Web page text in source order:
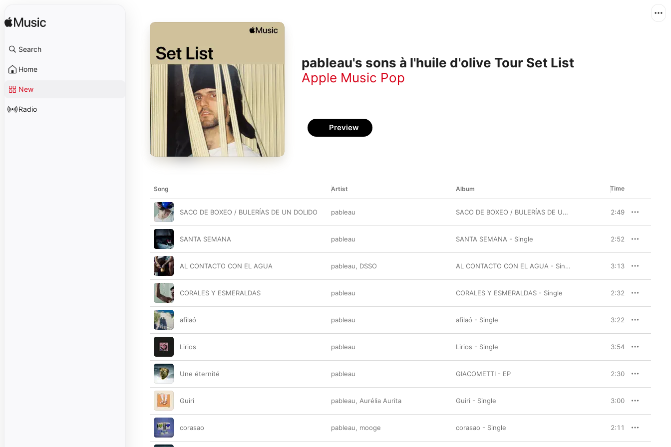
Search
Home
New
Radio
pableau's sons à l'huile d'olive Tour Set List
Apple Music Pop
Preview
Song Artist Album Time
SACO DE BOXEO / BULERÍAS DE UN DOLIDO pableau SACO DE BOXEO / BULERÍAS DE UN DOLIDO - EP 2:49
SANTA SEMANA pableau SANTA SEMANA - Single 2:52
AL CONTACTO CON EL AGUA pableau, DSSO AL CONTACTO CON EL AGUA - Single 3:13
CORALES Y ESMERALDAS pableau CORALES Y ESMERALDAS - Single 2:32
afilaó pableau afilaó - Single 3:22
Lirios pableau Lirios - Single 3:54
Une éternité pableau GIACOMETTI - EP 2:30
Guiri pableau, Aurélia Aurita Guiri - Single 3:00
corasao pableau, mooge corasao - Single 2:11